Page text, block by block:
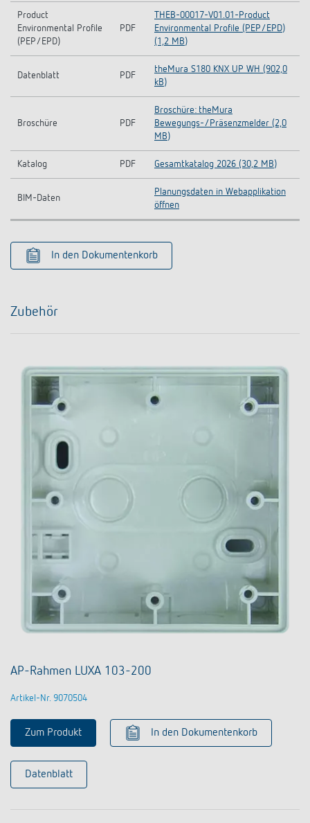
Product
Environmental Profile
(PEP/EPD)
PDF
THEB-00017-V01.01-Product
Environmental Profile (PEP/EPD)
(1,2 MB)
Datenblatt PDF
theMura S180 KNX UP WH (902,0
kB)
Broschüre PDF
Broschüre: theMura
Bewegungs-/Präsenzmelder (2,0
MB)
Katalog PDF Gesamtkatalog 2026 (30,2 MB)
BIM-Daten
Planungsdaten in Webapplikation
öffnen
In den Dokumentenkorb
Zubehör
AP-Rahmen LUXA 103-200
Artikel-Nr. 9070504
Zum Produkt In den Dokumentenkorb
Datenblatt